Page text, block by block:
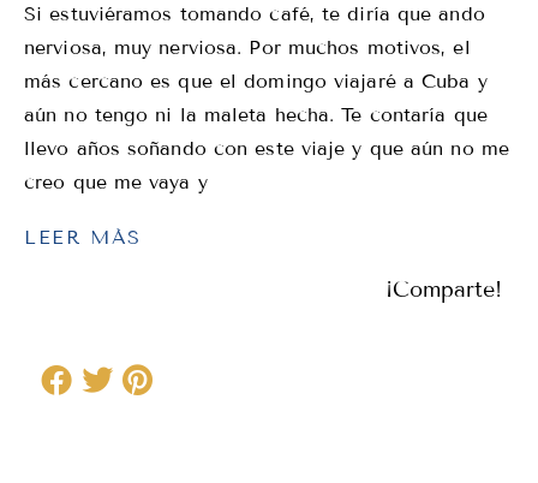
Si estuviéramos tomando café, te diría que ando
nerviosa, muy nerviosa. Por muchos motivos, el
más cercano es que el domingo viajaré a Cuba y
aún no tengo ni la maleta hecha. Te contaría que
llevo años soñando con este viaje y que aún no me
creo que me vaya y
LEER MÁS
¡Comparte!